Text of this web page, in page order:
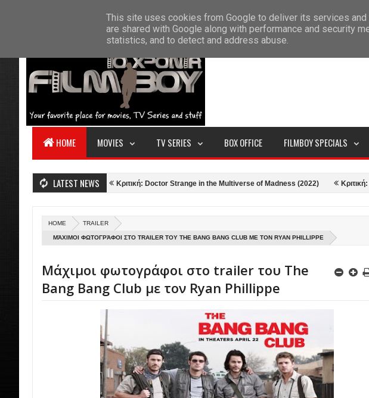
HOME ABOUT US CONTACT SITEMAP
HOME MOVIES TV SERIES BOX OFFICE FILMBOY SPECIALS
LATEST NEWS
Maverick (2022) Κριτική: Doctor Strange in the Multiverse of Madness (2022) Κριτική: Ο
HOME TRAILER
ΜΆΧΙΜΟΙ ΦΩΤΟΓΡΆΦΟΙ ΣΤΟ TRAILER ΤΟΥ THE BANG BANG CLUB ΜΕ ΤΟΝ RYAN PHILLIPPE
Μάχιμοι φωτογράφοι στο trailer του The
Bang Bang Club με τον Ryan Phillippe
This site uses cookies from Google to deliver its services
are shared with Google along with performance and security
statistics, and to detect and address abuse.